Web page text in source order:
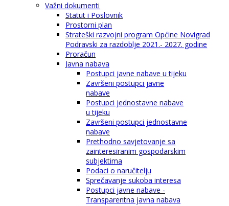
Važni dokumenti
Statut i Poslovnik
Prostorni plan
Strateški razvojni program Općine Novigrad
Podravski za razdoblje 2021.- 2027. godine
Proračun
Javna nabava
Postupci javne nabave u tijeku
Završeni postupci javne
nabave
Postupci jednostavne nabave
u tijeku
Završeni postupci jednostavne
nabave
Prethodno savjetovanje sa
zainteresiranim gospodarskim
subjektima
Podaci o naručitelju
Sprečavanje sukoba interesa
Postupci javne nabave -
Transparentna javna nabava